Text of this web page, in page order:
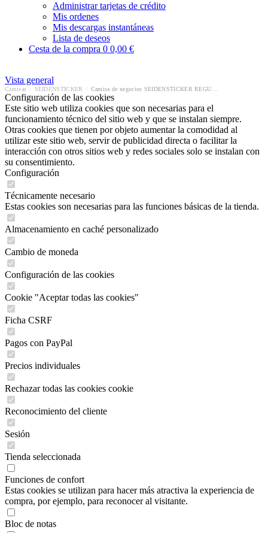
Administrar tarjetas de crédito
Mis ordenes
Mis descargas instantáneas
Lista de deseos
Cesta de la compra 0 0,00 €
Vista general
Camisas SEIDENSTICKER
Configuración de las cookies
Este sitio web utiliza cookies que son necesarias para el
funcionamiento técnico del sitio web y que se instalan siempre.
Otras cookies que tienen por objeto aumentar la comodidad al
utilizar este sitio web, servir de publicidad directa o facilitar la
interacción con otros sitios web y redes sociales solo se instalan con
su consentimiento.
Configuración
Técnicamente necesario
Estas cookies son necesarias para las funciones básicas de la tienda.
Almacenamiento en caché personalizado
Cambio de moneda
Configuración de las cookies
Cookie "Aceptar todas las cookies"
Ficha CSRF
Pagos con PayPal
Precios individuales
Rechazar todas las cookies cookie
Reconocimiento del cliente
Sesión
Tienda seleccionada
Funciones de confort
Estas cookies se utilizan para hacer más atractiva la experiencia de
compra, por ejemplo, para reconocer al visitante.
Bloc de notas